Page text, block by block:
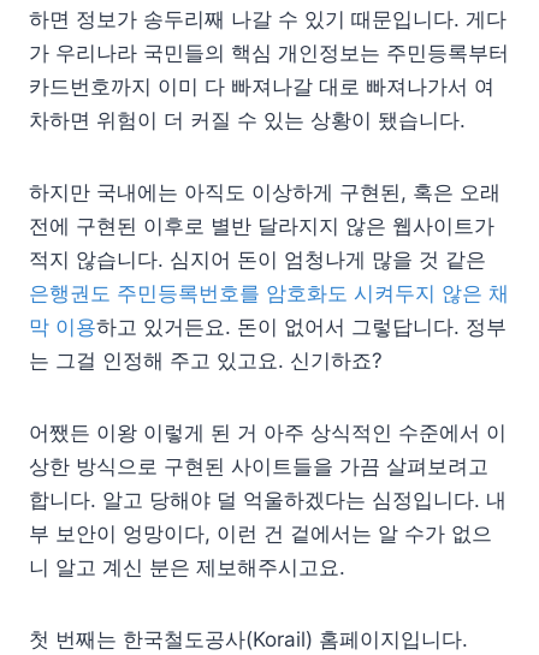
하면 정보가 송두리째 나갈 수 있기 때문입니다. 게다
가 우리나라 국민들의 핵심 개인정보는 주민등록부터
카드번호까지 이미 다 빠져나갈 대로 빠져나가서 여
차하면 위험이 더 커질 수 있는 상황이 됐습니다.
하지만 국내에는 아직도 이상하게 구현된, 혹은 오래
전에 구현된 이후로 별반 달라지지 않은 웹사이트가
적지 않습니다. 심지어 돈이 엄청나게 많을 것 같은
은행권도 주민등록번호를 암호화도 시켜두지 않은 채
막 이용하고 있거든요. 돈이 없어서 그렇답니다. 정부
는 그걸 인정해 주고 있고요. 신기하죠?
어쨌든 이왕 이렇게 된 거 아주 상식적인 수준에서 이
상한 방식으로 구현된 사이트들을 가끔 살펴보려고
합니다. 알고 당해야 덜 억울하겠다는 심정입니다. 내
부 보안이 엉망이다, 이런 건 겉에서는 알 수가 없으
니 알고 계신 분은 제보해주시고요.
첫 번째는 한국철도공사(Korail) 홈페이지입니다.